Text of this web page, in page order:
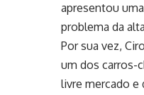
apresentou
problema da
Por sua vez,
um dos carros-
livre mercado e